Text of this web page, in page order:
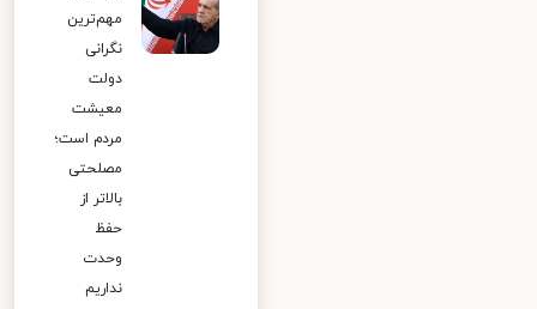
مهم‌ترین
نگرانی
دولت
معیشت
مردم است؛
مصلحتی
بالاتر از
حفظ
وحدت
نداریم